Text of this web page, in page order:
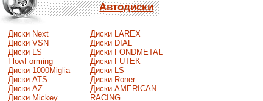
Автодиски
Диски Next
Диски VSN
Диски LS
FlowForming
Диски 1000Miglia
Диски ATS
Диски AZ
Диски Mickey
Диски LAREX
Диски DIAL
Диски FONDMETAL
Диски FUTEK
Диски LS
Диски Roner
Диски AMERICAN
RACING